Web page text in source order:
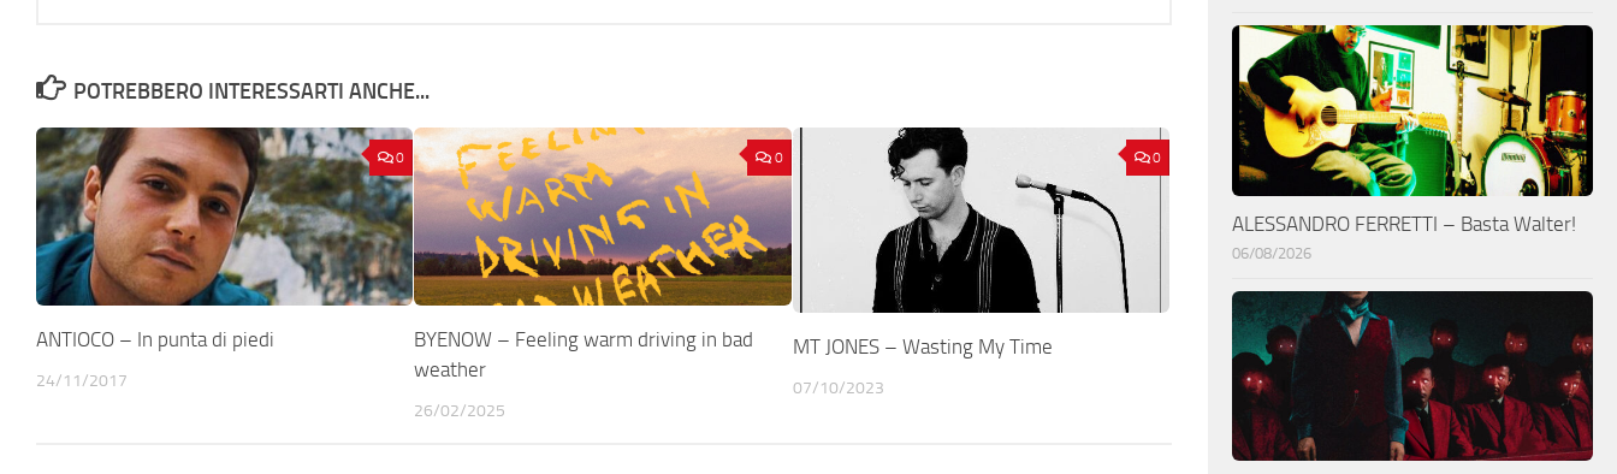
POTREBBERO INTERESSARTI ANCHE...
0
ANTIOCO – In punta di piedi
24/11/2017
0
BYENOW – Feeling warm driving in bad
weather
26/02/2025
0
MT JONES – Wasting My Time
07/10/2023
ALESSANDRO FERRETTI – Basta Walter!
06/08/2026